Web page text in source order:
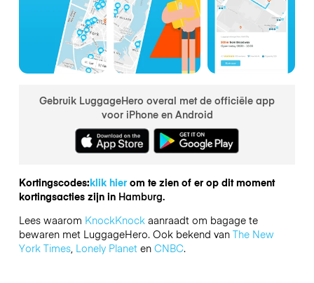
Gebruik LuggageHero overal met de officiële app
voor iPhone en Android
Kortingscodes:klik hierom te zien of er op dit moment
kortingsacties zijn in Hamburg.
Lees waarom KnockKnockaanraadt om bagage te
bewaren met LuggageHero. Ook bekend van The New
York Times, Lonely Planeten CNBC.